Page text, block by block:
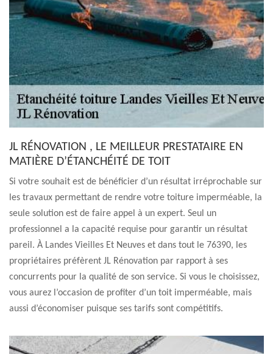
JL RÉNOVATION , LE MEILLEUR PRESTATAIRE EN
MATIÈRE D’ÉTANCHÉITÉ DE TOIT
Si votre souhait est de bénéficier d’un résultat irréprochable sur
les travaux permettant de rendre votre toiture imperméable, la
seule solution est de faire appel à un expert. Seul un
professionnel a la capacité requise pour garantir un résultat
pareil. À Landes Vieilles Et Neuves et dans tout le 76390, les
propriétaires préfèrent JL Rénovation par rapport à ses
concurrents pour la qualité de son service. Si vous le choisissez,
vous aurez l’occasion de profiter d’un toit imperméable, mais
aussi d’économiser puisque ses tarifs sont compétitifs.